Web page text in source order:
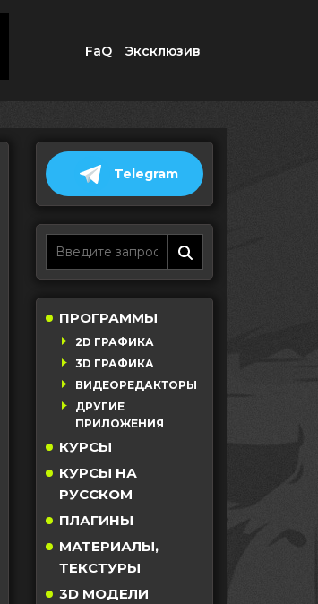
FaQ Эксклюзив
Telegram
ПРОГРАММЫ
2D ГРАФИКА
3D ГРАФИКА
ВИДЕОРЕДАКТОРЫ
ДРУГИЕ
ПРИЛОЖЕНИЯ
КУРСЫ
КУРСЫ НА
РУССКОМ
ПЛАГИНЫ
МАТЕРИАЛЫ,
ТЕКСТУРЫ
3D МОДЕЛИ